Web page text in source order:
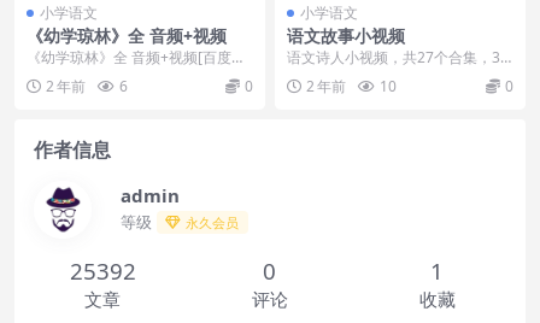
小学语文
《幼学琼林》全 音频+视频
《幼学琼林》全 音频+视频[百度云
网盘] 古语云：读了增广会说话，读
了幼学走天下...
2 年前 6 0
小学语文
语文故事小视频
语文诗人小视频，共27个合集，36
2个视频格式：视频；MP4目录：1.
初唐诗坛2...
2 年前 10 0
作者信息
admin
等级 永久会员
25392
文章
0
评论
1
收藏